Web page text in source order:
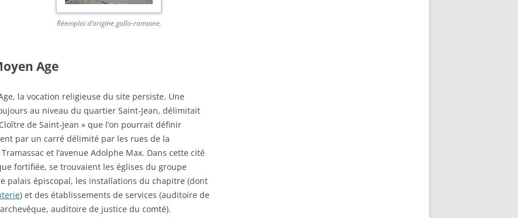
Réemploi d’origine gallo-romaine.
Age
la vocation religieuse du site persiste. Une
au niveau du quartier Saint-Jean, délimitait
de Saint-Jean » que l’on pourrait définir
par un carré délimité par les rues de la
et l’avenue Adolphe Max. Dans cette cité
fortifiée, se trouvaient les églises du groupe
palais épiscopal, les installations du chapitre (dont
) et des établissements de services (auditoire de
auditoire de justice du comté).